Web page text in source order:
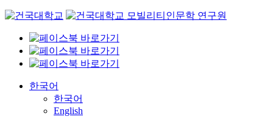
Skip
content
한국어
한국어
English